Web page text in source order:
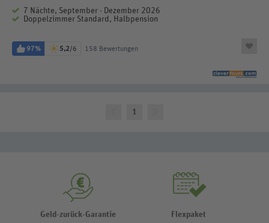
7 Nächte, September - Dezember 2026
Doppelzimmer Standard, Halbpension
97% 5,2/6 158 Bewertungen
1
Geld-zurück-Garantie Flexpaket